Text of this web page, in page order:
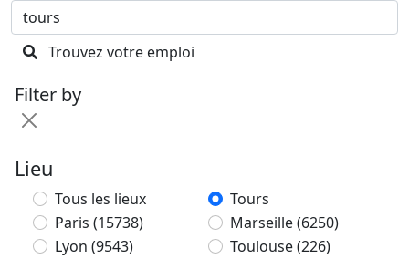
Trouvez votre emploi
Filter by
Lieu
Tous les lieux
Tours
Paris (15738) Marseille(6250)
Lyon (9543) Toulouse(226)